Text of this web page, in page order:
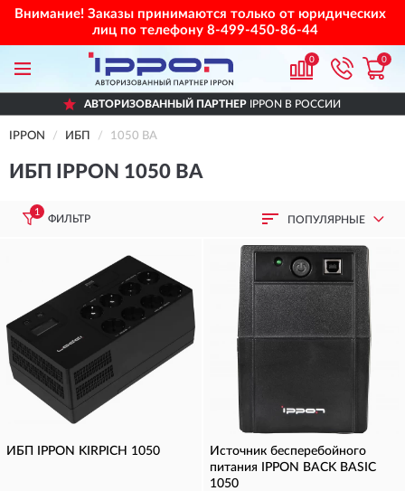
Внимание! Заказы принимаются только от юридических
лиц по телефону 8-499-450-86-44
0 0
АВТОРИЗОВАННЫЙ ПАРТНЕРIPPON В РОССИИ
IPPON ИБП 1050 ВА
ИБП IPPON 1050 ВА
1
ФИЛЬТР ПОПУЛЯРНЫЕ
ИБП IPPON KIRPICH 1050
Источник бесперебойного
питания IPPON BACK BASIC
1050